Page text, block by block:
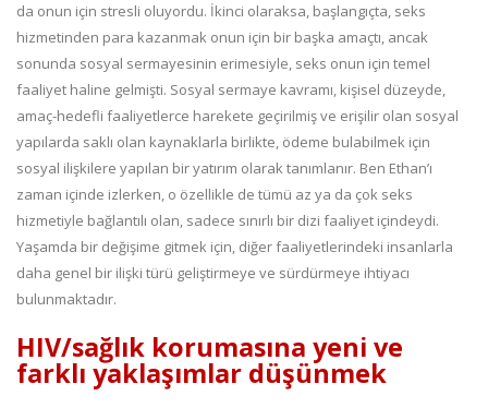
da onun için stresli oluyordu. İkinci olaraksa, başlangıçta, seks
hizmetinden para kazanmak onun için bir başka amaçtı, ancak
sonunda sosyal sermayesinin erimesiyle, seks onun için temel
faaliyet haline gelmişti. Sosyal sermaye kavramı, kişisel düzeyde,
amaç-hedefli faaliyetlerce harekete geçirilmiş ve erişilir olan sosyal
yapılarda saklı olan kaynaklarla birlikte, ödeme bulabilmek için
sosyal ilişkilere yapılan bir yatırım olarak tanımlanır. Ben Ethan’ı
zaman içinde izlerken, o özellikle de tümü az ya da çok seks
hizmetiyle bağlantılı olan, sadece sınırlı bir dizi faaliyet içindeydi.
Yaşamda bir değişime gitmek için, diğer faaliyetlerindeki insanlarla
daha genel bir ilişki türü geliştirmeye ve sürdürmeye ihtiyacı
bulunmaktadır.
HIV/sağlık korumasına yeni ve
farklı yaklaşımlar düşünmek